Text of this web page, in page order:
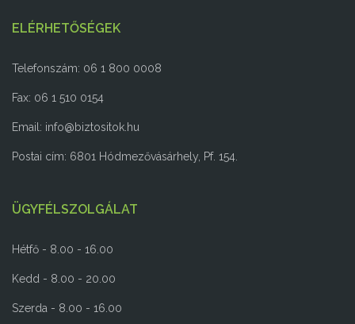
ELÉRHETŐSÉGEK
Telefonszám: 06 1 800 0008
Fax: 06 1 510 0154
Email: info@biztositok.hu
Postai cím: 6801 Hódmezővásárhely, Pf. 154.
ÜGYFÉLSZOLGÁLAT
Hétfő - 8.00 - 16.00
Kedd - 8.00 - 20.00
Szerda - 8.00 - 16.00